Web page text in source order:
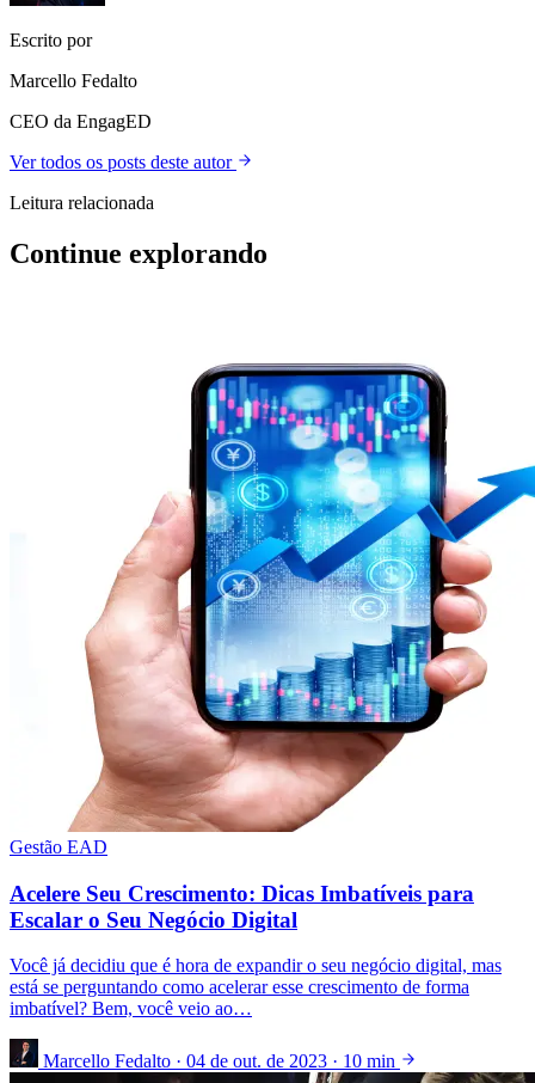
Escrito por
Marcello Fedalto
CEO da EngagED
Ver todos os posts deste autor
Leitura relacionada
Continue explorando
Gestão EAD
Acelere Seu Crescimento: Dicas Imbatíveis para
Escalar o Seu Negócio Digital
Você já decidiu que é hora de expandir o seu negócio digital, mas
está se perguntando como acelerar esse crescimento de forma
imbatível? Bem, você veio ao…
Marcello Fedalto · 04 de out. de 2023 · 10 min